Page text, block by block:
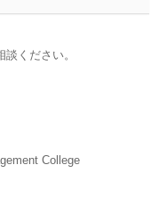
ください。
College